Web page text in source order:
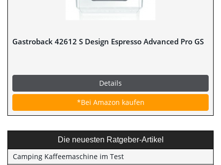
Gastroback 42612 S Design Espresso Advanced Pro GS
Details
*Bei Amazon kaufen
Die neuesten Ratgeber-Artikel
Camping Kaffeemaschine im Test